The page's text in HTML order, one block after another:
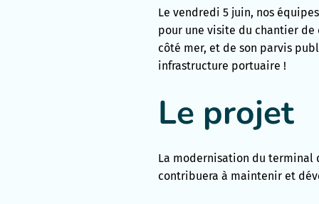
Le vendredi 5 juin, nos
pour une visite du chantier
côté mer, et de son parvis
infrastructure portuaire !
Le projet
La modernisation du terminal
contribuera à maintenir et